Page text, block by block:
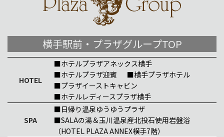
横手駅前・プラザグループTOP
HOTEL
■ホテルプラザアネックス横手
■ホテルプラザ迎賓
■横手プラザホテル
■プラザイーストキャビン
■ホテルレディースプラザ横手
SPA
■日帰り温泉ゆうゆうプラザ
■SALAの湯＆玉川温泉産北投石使用岩盤浴
（HOTEL PLAZA ANNEX横手7階）